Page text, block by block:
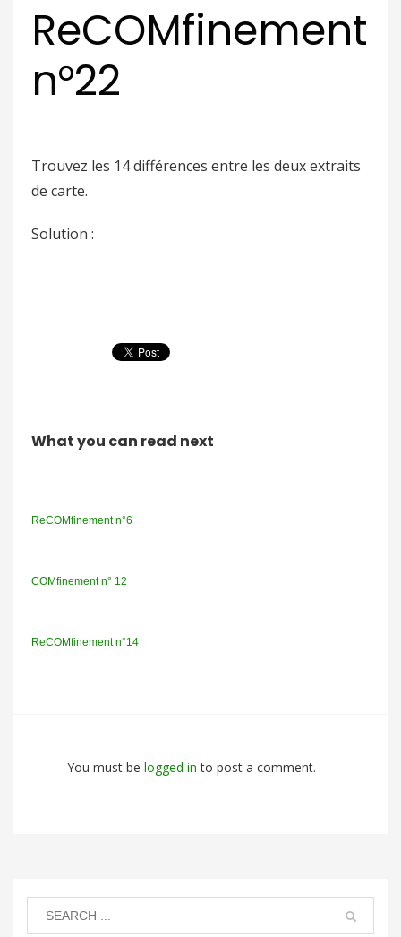
ReCOMfinement
n°22
Trouvez les 14 différences entre les deux extraits
de carte.
Solution :
What you can read next
ReCOMfinement n°6
COMfinement n° 12
ReCOMfinement n°14
You must be logged into post a comment.